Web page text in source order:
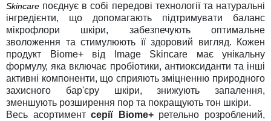
Skincare поєднує в собі передові технології та натуральні
інгредієнти, що допомагають підтримувати баланс
мікрофлори шкіри, забезпечують оптимальне
зволоження та стимулюють її здоровий вигляд. Кожен
продукт Biome+ від Image Skincare має унікальну
формулу, яка включає пробіотики, антиоксиданти та інші
активні компоненти, що сприяють зміцненню природного
захисного бар'єру шкіри, знижують запалення,
зменшують розширення пор та покращують тон шкіри.
Весь асортиментсерії Biome+ретельно розроблений,